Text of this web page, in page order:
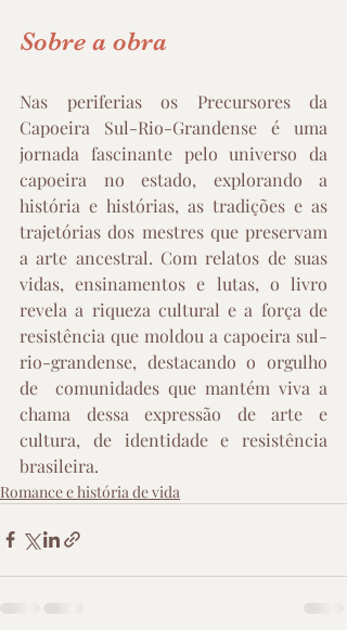
Sobre a obra
Nas periferias os Precursores da
Capoeira Sul-Rio-Grandense é uma
jornada fascinante pelo universo da
capoeira no estado, explorando a
história e histórias, as tradições e as
trajetórias dos mestres que preservam
a arte ancestral. Com relatos de suas
vidas, ensinamentos e lutas, o livro
revela a riqueza cultural e a força de
resistência que moldou a capoeira sul-
rio-grandense, destacando o orgulho
de  comunidades que mantém viva a
chama dessa expressão de arte e
cultura, de identidade e resistência
brasileira.
Romance e história de vida